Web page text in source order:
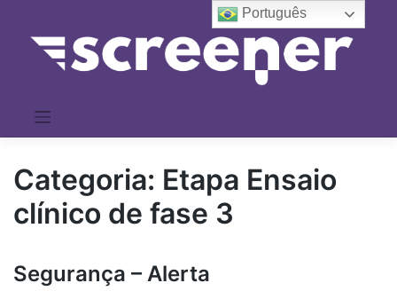
conteúdo
Categoria: Etapa Ensaio
clínico de fase 3
Segurança – Alerta
Português